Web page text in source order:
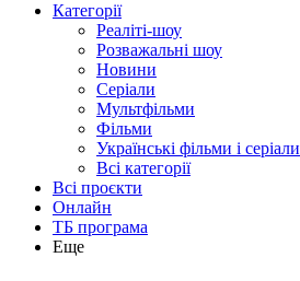
Категорії
Реаліті-шоу
Розважальні шоу
Новини
Серіали
Мультфільми
Фільми
Українські фільми і серіали
Всі категорії
Всі проєкти
Онлайн
ТБ програма
Еще